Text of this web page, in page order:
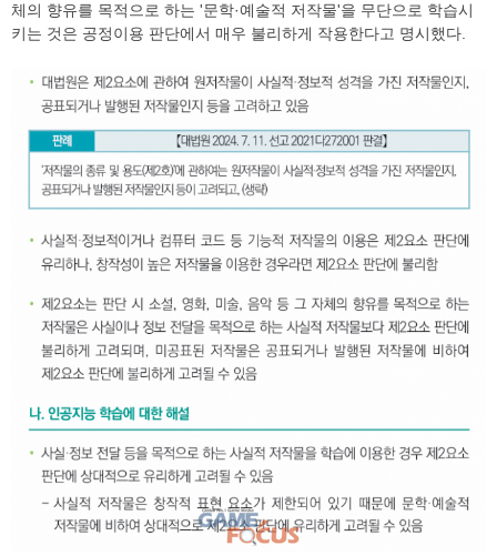
체의 향유를 목적으로 하는 '문학·예술적 저작물'을 무단으로 학습시
키는 것은 공정이용 판단에서 매우 불리하게 작용한다고 명시했다.